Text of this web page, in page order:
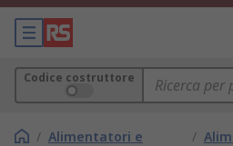
Codice costruttore
/ Alimentatori e
/